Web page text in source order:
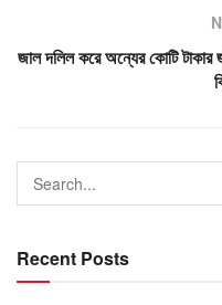
জাল দলিল করে অন্যের কোটি টাকার
Recent Posts